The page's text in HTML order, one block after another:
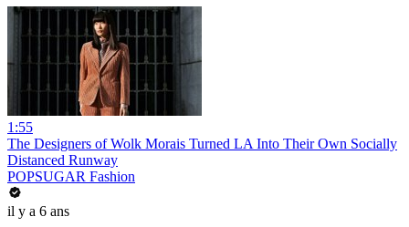
1:55
The Designers of Wolk Morais Turned LA Into Their Own Socially
Distanced Runway
POPSUGAR Fashion
il y a 6 ans